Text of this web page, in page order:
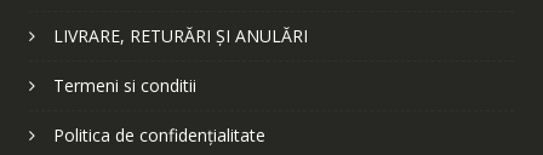
LIVRARE, RETURĂRI ȘI ANULĂRI
Termeni si conditii
Politica de confidențialitate